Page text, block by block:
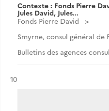
Contexte : Fonds Pierre
Jules David, Jules...
Fonds Pierre David
Smyrne, consul général de
Bulletins des agences
Résultat n°
10